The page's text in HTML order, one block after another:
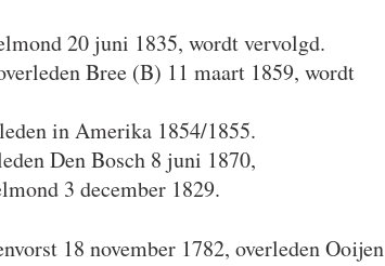
20 juni 1835, wordt vervolgd.
Bree (B) 11 maart 1859, wordt
in Amerika 1854/1855.
Den Bosch 8 juni 1870,
3 december 1829.
18 november 1782, overleden Ooijen